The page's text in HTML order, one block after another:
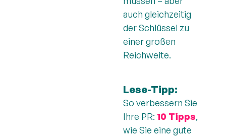
auch gleichzeitig
der Schlüssel zu
einer großen
Reichweite.
Lese-Tipp:
So verbessern Sie
Ihre PR: 10 Tipps,
wie Sie eine gute